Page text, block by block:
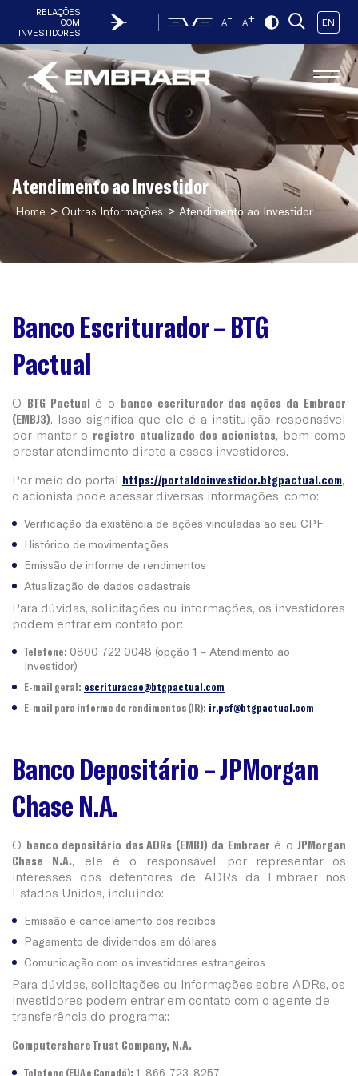
RELAÇÕES
COM
INVESTIDORES
A- A+ EN
Atendimento ao Investidor
Home > Outras Informações > Atendimento ao Investidor
Banco Escriturador – BTG
Pactual
O BTG Pactualé o banco escriturador das ações da Embraer
(EMBJ3). Isso significa que ele é a instituição responsável
por manter o registro atualizado dos acionistas, bem como
prestar atendimento direto a esses investidores.
Por meio do portal https://portaldoinvestidor.btgpactual.com,
o acionista pode acessar diversas informações, como:
Verificação da existência de ações vinculadas ao seu CPF
Histórico de movimentações
Emissão de informe de rendimentos
Atualização de dados cadastrais
Para dúvidas, solicitações ou informações, os investidores
podem entrar em contato por:
Telefone: 0800 722 0048 (opção 1 – Atendimento ao
Investidor)
E-mail geral: escrituracao@btgpactual.com
E-mail para informe de rendimentos (IR): ir.psf@btgpactual.com
Banco Depositário–JPMorgan
Chase N.A.
O banco depositário das ADRs (EMBJ) da Embraer é o JPMorgan
Chase N.A., ele é o responsável por representar os
interesses dos detentores de ADRs da Embraer nos
Estados Unidos, incluindo:
Emissão e cancelamento dos recibos
Pagamento de dividendos em dólares
Comunicação com os investidores estrangeiros
Para dúvidas, solicitações ou informações sobre ADRs, os
investidores podem entrar em contato com o agente de
transferência do programa::
Computershare Trust Company, N.A.
Telefone (EUA e Canadá): 1-866-723-8257